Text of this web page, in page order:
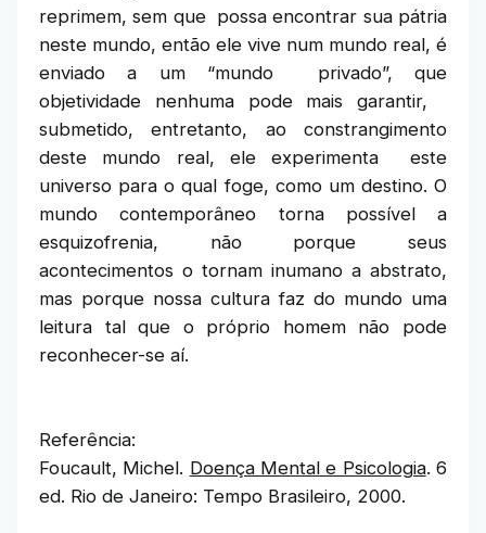
reprimem, sem que possa encontrar sua pátria
neste mundo, então ele vive num mundo real, é
enviado a um “mundo privado”, que
objetividade nenhuma pode mais garantir,
submetido, entretanto, ao constrangimento
deste mundo real, ele experimenta este
universo para o qual foge, como um destino. O
mundo contemporâneo torna possível a
esquizofrenia, não porque seus
acontecimentos o tornam inumano a abstrato,
mas porque nossa cultura faz do mundo uma
leitura tal que o próprio homem não pode
reconhecer-se aí.
Referência:
Foucault, Michel. Doença Mental e Psicologia. 6
ed. Rio de Janeiro: Tempo Brasileiro, 2000.